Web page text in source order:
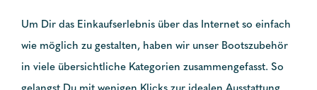
Um Dir das Einkaufserlebnis über das Internet so einfach
wie möglich zu gestalten, haben wir unser Bootszubehör
in viele übersichtliche Kategorien zusammengefasst. So